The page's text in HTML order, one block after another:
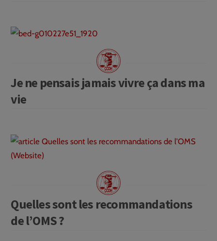
Je ne pensais jamais vivre ça dans ma
vie
Quelles sont les recommandations
de l’OMS ?